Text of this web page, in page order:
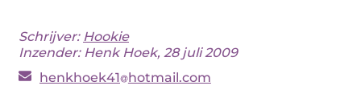
Schrijver: Hookie
Inzender: Henk Hoek, 28 juli 2009
henkhoek41 hotmail.com